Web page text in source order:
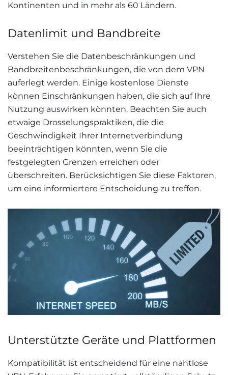
Kontinenten und in mehr als 60 Ländern.
Datenlimit und Bandbreite
Verstehen Sie die Datenbeschränkungen und
Bandbreitenbeschränkungen, die von dem VPN
auferlegt werden. Einige kostenlose Dienste
können Einschränkungen haben, die sich auf Ihre
Nutzung auswirken könnten. Beachten Sie auch
etwaige Drosselungspraktiken, die die
Geschwindigkeit Ihrer Internetverbindung
beeinträchtigen könnten, wenn Sie die
festgelegten Grenzen erreichen oder
überschreiten. Berücksichtigen Sie diese Faktoren,
um eine informiertere Entscheidung zu treffen.
Unterstützte Geräte und Plattformen
Kompatibilität ist entscheidend für eine nahtlose